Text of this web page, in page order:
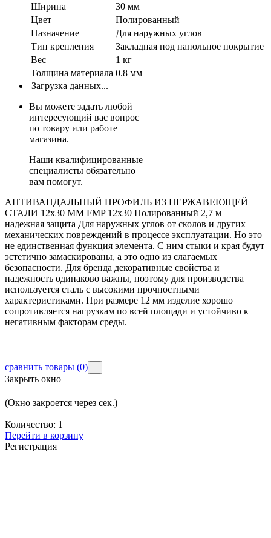
Ширина
30 мм
Цвет
Полированный
Назначение
Для наружных углов
Тип крепления
Закладная под напольное покрытие
Вес
1 кг
Толщина материала 0.8 мм
Загрузка данных...
Вы можете задать любой
интересующий вас вопрос
по товару или работе
магазина.
Наши квалифицированные
специалисты обязательно
вам помогут.
АНТИВАНДАЛЬНЫЙ ПРОФИЛЬ ИЗ НЕРЖАВЕЮЩЕЙ
СТАЛИ 12x30 ММ FMP 12x30 Полированный 2,7 м —
надежная защита Для наружных углов от сколов и других
механических повреждений в процессе эксплуатации. Но это
не единственная функция элемента. С ним стыки и края будут
эстетично замаскированы, а это одно из слагаемых
безопасности. Для бренда декоративные свойства и
надежность одинаково важны, поэтому для производства
используется сталь с высокими прочностными
характеристиками. При размере 12 мм изделие хорошо
сопротивляется нагрузкам по всей площади и устойчиво к
негативным факторам среды.
сравнить товары (0)
Закрыть окно
(Окно закроется через сек.)
Количество: 1
Перейти в корзину
Регистрация